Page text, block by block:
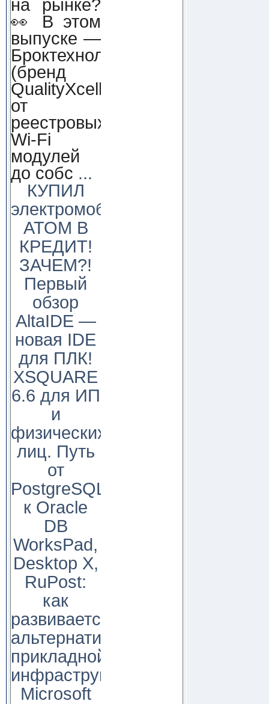
на рынке?
👀 В этом
выпуске —
Броктехнолоджи
(бренд
QualityXcellence):
от
реестровых
Wi-Fi
модулей
до собс ...
КУПИЛ
электромобиль
АТОМ В
КРЕДИТ!
ЗАЧЕМ?!
Первый
обзор
AltaIDE —
новая IDE
для ПЛК!
XSQUARE
6.6 для ИП
и
физических
лиц. Путь
от
PostgreSQL
к Oracle
DB
WorksPad,
Desktop X,
RuPost:
как
развивается
альтернатива
прикладной
инфраструктуре
Microsoft